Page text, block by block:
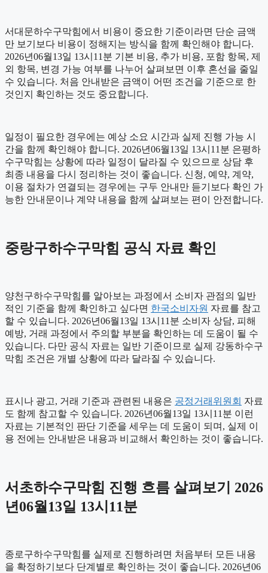
서대문하수구막힘에서 비용이 중요한 기준이라면 단순 금액
만 보기보다 비용이 정해지는 방식을 함께 확인해야 합니다.
2026년06월13일 13시11분 기본 비용, 추가 비용, 포함 항목, 제
외 항목, 변경 가능 여부를 나누어 살펴보면 이후 혼선을 줄일
수 있습니다. 처음 안내받은 금액이 어떤 조건을 기준으로 한
것인지 확인하는 것도 중요합니다.
일정이 필요한 경우에는 예상 소요 시간과 실제 진행 가능 시
간을 함께 확인해야 합니다. 2026년06월13일 13시11분 은평하
수구막힘는 상황에 따라 일정이 달라질 수 있으므로 상담 후
최종 내용을 다시 정리하는 것이 좋습니다. 신청, 예약, 계약,
이용 절차가 연결되는 경우에는 구두 안내만 듣기보다 확인 가
능한 안내문이나 계약 내용을 함께 살펴보는 편이 안전합니다.
중랑구하수구막힘 공식 자료 확인
양천구하수구막힘를 알아보는 과정에서 소비자 관점의 일반
적인 기준을 함께 확인하고 싶다면 한국소비자원 자료를 참고
할 수 있습니다. 2026년06월13일 13시11분 소비자 상담, 피해
예방, 거래 과정에서 주의할 부분을 확인하는 데 도움이 될 수
있습니다. 다만 공식 자료는 일반 기준이므로 실제 강동하수구
막힘 조건은 개별 상황에 따라 달라질 수 있습니다.
표시나 광고, 거래 기준과 관련된 내용은 공정거래위원회 자료
도 함께 참고할 수 있습니다. 2026년06월13일 13시11분 이런
자료는 기본적인 판단 기준을 세우는 데 도움이 되며, 실제 이
용 전에는 안내받은 내용과 비교해서 확인하는 것이 좋습니다.
서초하수구막힘 진행 흐름 살펴보기 2026
년06월13일 13시11분
종로구하수구막힘를 실제로 진행하려면 처음부터 모든 내용
을 확정하기보다 단계별로 확인하는 것이 좋습니다. 2026년06